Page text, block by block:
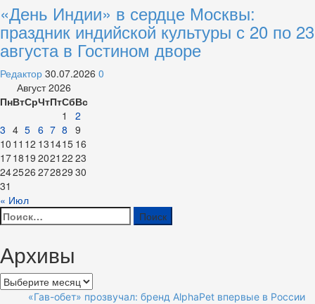
«День Индии» в сердце Москвы:
праздник индийской культуры с 20 по 23
августа в Гостином дворе
Редактор 30.07.2026 0
Август 2026
ПнВтСрЧтПтСбВс
1
2
3 4 5 6 7 8 9
10 11 12 131415 16
171819 2021 22 23
242526 272829 30
31
« Июл
Найти:
Архивы
Архивы
«Гав-обет» прозвучал: бренд AlphaPet впервые в России